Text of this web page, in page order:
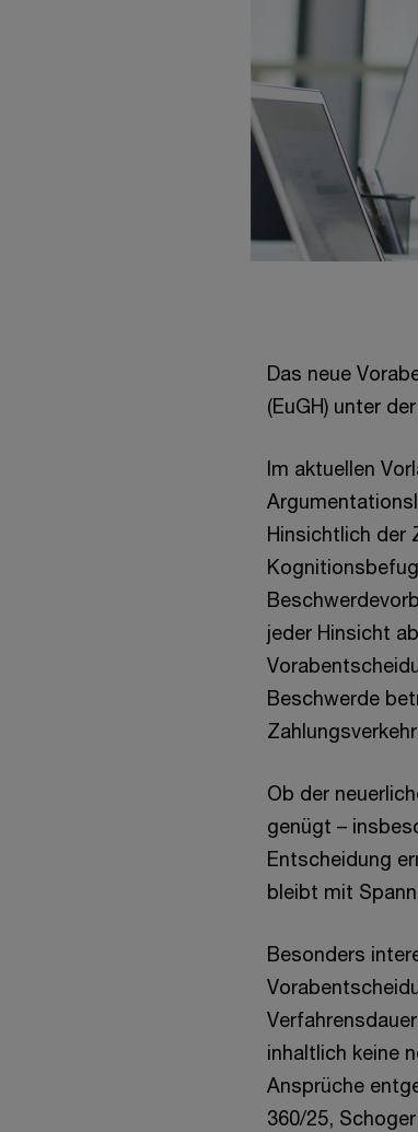
Das neue
(EuGH) unter der
Im aktuellen
Hinsichtlich der
jeder Hinsicht
Beschwerde
Ob der
genügt –
Entscheidung
bleibt mit
Besonders
inhaltlich keine
Ansprüche
360/25,